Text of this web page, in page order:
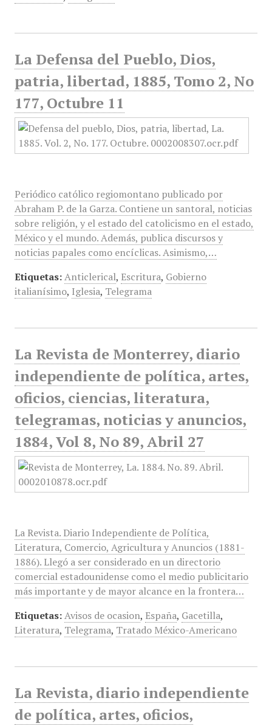
La Defensa del Pueblo, Dios,
patria, libertad, 1885, Tomo 2, No
177, Octubre 11
Periódico católico regiomontano publicado por
Abraham P. de la Garza. Contiene un santoral, noticias
sobre religión, y el estado del catolicismo en el estado,
México y el mundo. Además, publica discursos y
noticias papales como encíclicas. Asimismo,…
Etiquetas: Anticlerical, Escritura, Gobierno
italianísimo, Iglesia, Telegrama
La Revista de Monterrey, diario
independiente de política, artes,
oficios, ciencias, literatura,
telegramas, noticias y anuncios,
1884, Vol 8, No 89, Abril 27
La Revista. Diario Independiente de Política,
Literatura, Comercio, Agricultura y Anuncios (1881-
1886). Llegó a ser considerado en un directorio
comercial estadounidense como el medio publicitario
más importante y de mayor alcance en la frontera…
Etiquetas: Avisos de ocasion, España, Gacetilla,
Literatura, Telegrama, Tratado México-Americano
La Revista, diario independiente
de política, artes, oficios,